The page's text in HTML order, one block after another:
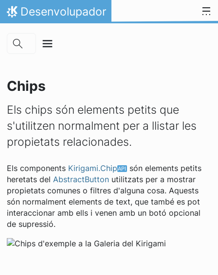
Skip to main content
Salta al contingut
Inici
Desenvolupador
Chips
Els chips són elements petits que
s'utilitzen normalment per a llistar les
propietats relacionades.
Els components Kirigami.Chip
són elements petits
heretats del AbstractButtonutilitzats per a mostrar
propietats comunes o filtres d'alguna cosa. Aquests
són normalment elements de text, que també es pot
interaccionar amb ells i venen amb un botó opcional
de supressió.